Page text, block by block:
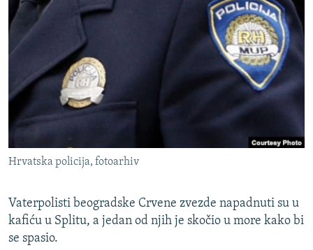
INFOGRAFIKE
KINA NA BALKANU
RSE PRIČE IZ SVIJETA
ISPRIČAJ MI
DNEVNO@RSE
SPECIJALI RSE
GENOCID U SREBRENICI
POPLAVE I KLIZIŠTA U BIH 2024.
TV LIBERTY
POST SCRIPTUM
PRATITE NAS
Sve RFE/RL stranice
Hrvatska policija, fotoarhiv
Vaterpolisti beogradske Crvene zvezde napadnuti su u
kafiću u Splitu, a jedan od njih je skočio u more kako bi
se spasio.